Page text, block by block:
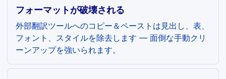
フォーマットが破壊される
外部翻訳ツールへのコピー＆ペーストは見出し、表、
フォント、スタイルを除去します — 面倒な手動クリ
ーンアップを強いられます。